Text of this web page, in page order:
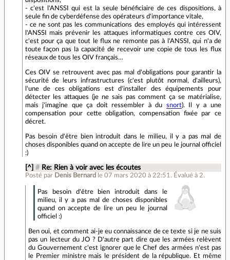
- c'est l'ANSSI qui est la seule bénéficiaire de ces dispositions, à
seule fin de cyberdéfense des opérateurs d'importance vitale,
- ce ne sont pas les communications des employés qui intéressent
l'ANSSI mais prévenir les attaques informatiques contre ces OIV,
c'est pour ça que tout le flux ne remonte pas à l'ANSSI, qui n'a de
toute façon pas la capacité de recevoir une copie de tous les flux
réseaux de tous les OIV français…
Ces OIV se retrouvent avec pas mal d'obligations pour garantir la
sécurité de leurs infrastructures (c'est plutôt normal, d'ailleurs),
l'une de ces obligations est d'installer des équipements pour
détecter les attaques (je ne sais pas comment ça se matérialise,
mais j'imagine que ça doit ressembler à du snort). Il y a une
compensation pour cette obligation, compensation fixée par ce
décret.
Pas besoin d'être bien introduit dans le milieu, il y a pas mal de
choses disponibles quand on accepte de lire un peu le journal officiel
:)
[^] # Re: Rien à voir avec les écoutes
Posté par Denis Bernard le 07 mars 2020 à 22:51 . Évalué à 2.
Pas besoin d'être bien introduit dans le
milieu, il y a pas mal de choses disponibles
quand on accepte de lire un peu le journal
officiel :)
Ben oui, et comment ai-je eu connaissance de ce texte si je ne suis
pas un lecteur du JO ? D'autre part dire que les armées relèvent
du Gouvernement c'est ignorer que le Chef des armées n'est pas
le Premier ministre mais le président de la république. Et même